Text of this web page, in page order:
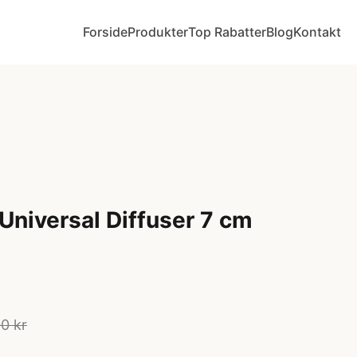
ForsideProdukterTop RabatterBlogKontakt
Diffuser 7 cm
kr